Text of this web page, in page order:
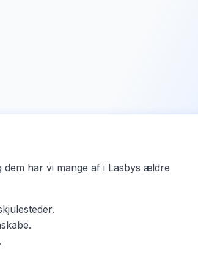
har vi mange af i Lasbys ældre